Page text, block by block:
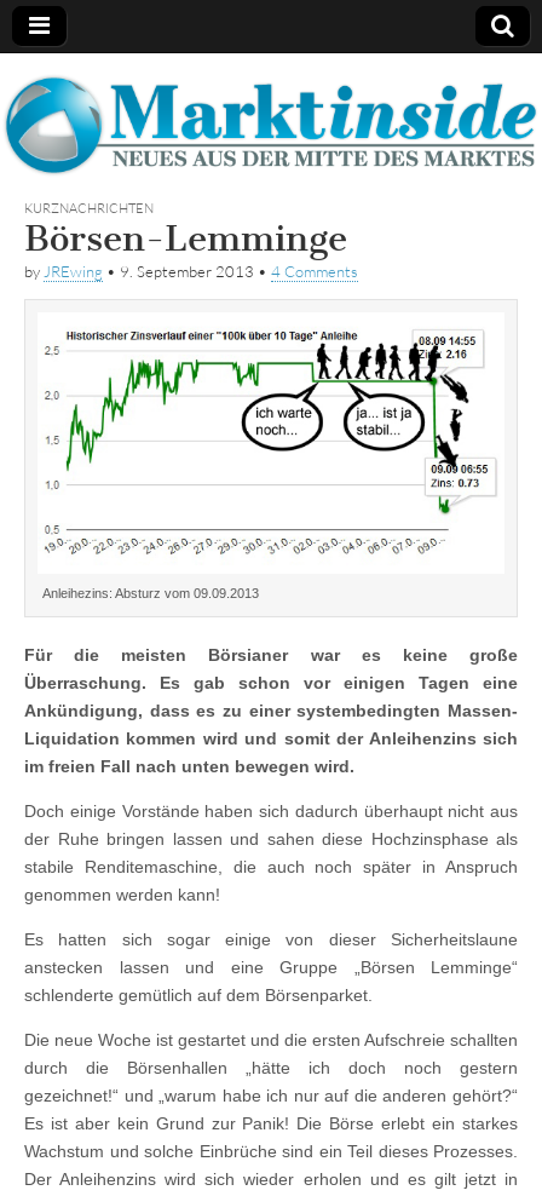
Marktinside
KURZNACHRICHTEN
Börsen-Lemminge
byJREwing • 9. September 2013 • 4 Comments
Anleihezins: Absturz vom 09.09.2013
Für die meisten Börsianer war es keine große
Überraschung. Es gab schon vor einigen Tagen eine
Ankündigung, dass es zu einer systembedingten Massen-
Liquidation kommen wird und somit der Anleihenzins sich
im freien Fall nach unten bewegen wird.
Doch einige Vorstände haben sich dadurch überhaupt nicht aus
der Ruhe bringen lassen und sahen diese Hochzinsphase als
stabile Renditemaschine, die auch noch später in Anspruch
genommen werden kann!
Es hatten sich sogar einige von dieser Sicherheitslaune
anstecken lassen und eine Gruppe „Börsen Lemminge“
schlenderte gemütlich auf dem Börsenparket.
Die neue Woche ist gestartet und die ersten Aufschreie schallten
durch die Börsenhallen „hätte ich doch noch gestern
gezeichnet!“ und „warum habe ich nur auf die anderen gehört?“
Es ist aber kein Grund zur Panik! Die Börse erlebt ein starkes
Wachstum und solche Einbrüche sind ein Teil dieses Prozesses.
Der Anleihenzins wird sich wieder erholen und es gilt jetzt in